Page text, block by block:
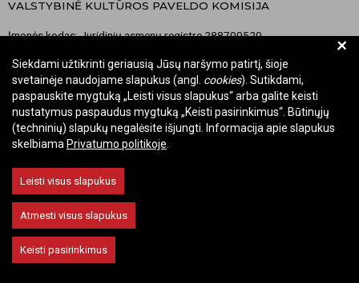
VALSTYBINĖ KULTŪROS PAVELDO KOMISIJA
Įmonės kodas: Juridinių asmenų registre 288700520
Telefonas: +370 699 13972
El. paštas: komisija@vkpk.lt
BENDRAUKIME
© 2026 Valstybinė kultūros paveldo komisija. Visos teisės saugomos.
Keisti slapukų nustatymus
+
Siekdami užtikrinti geriausią Jūsų naršymo patirtį, šioje
svetainėje naudojame slapukus (angl. cookies). Sutikdami,
paspauskite mygtuką „Leisti visus slapukus“ arba galite keisti
nustatymus paspaudus mygtuką „Keisti pasirinkimus“. Būtinųjų
(techninių) slapukų negalėsite išjungti. Informacija apie slapukus
skelbiama Privatumo politikoje
Leisti visus slapukus
Atmesti visus slapukus
Keisti pasirinkimus